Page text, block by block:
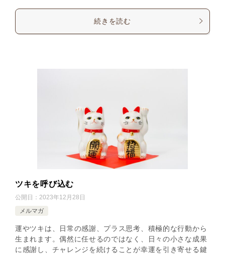
続きを読む
ツキを呼び込む
公開日： 2023年12月28日
メルマガ
運やツキは、日常の感謝、プラス思考、積極的な行動から
生まれます。偶然に任せるのではなく、日々の小さな成果
に感謝し、チャレンジを続けることが幸運を引き寄せる鍵